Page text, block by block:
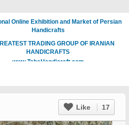
Online Exhibition and Market of Persian
Handicrafts
TRADING GROUP OF IRANIAN
HANDICRAFTS
www.TahaHandicraft.com
Like 17